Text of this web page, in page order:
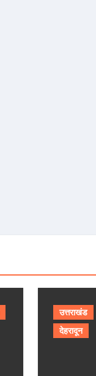
उत्तराखंड
देहरादून